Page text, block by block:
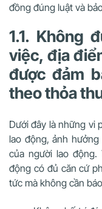
đồng đúng luật và
1.1. Không
việc, địa
được đảm
theo thỏa
Dưới đây là những vi
lao động, ảnh
của người lao động.
động có đủ căn cứ
tức mà không cần